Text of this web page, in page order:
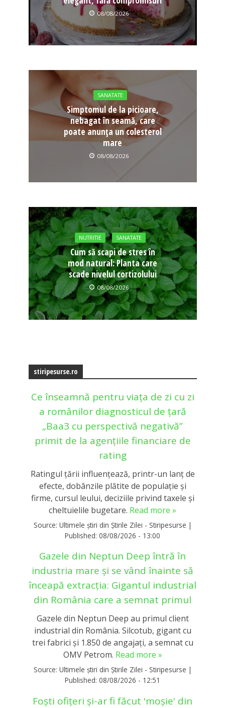
08/08/2026
SANATATE
Simptomul de la picioare,
nebagat în seamă, care
poate anunța un colesterol
mare
08/08/2026
NUTRITIE SANATATE
Cum să scapi de stres în
mod natural: Planta care
scade nivelul cortizolului
08/08/2026
stiripesurse.ro
Ce înseamnă pentru viața de zi cu zi
a românilor diagnosticul de țară
„Baa3 cu perspectivă negativă”
primit de la agențiile financiare de
rating
Ratingul țării influențează, printr-un lanț de
efecte, dobânzile plătite de populație și
firme, cursul leului, deciziile privind taxele și
cheltuielile bugetare. Read more »
Source: Ultimele știri din Știrile Zilei - Stiripesurse |
Published: 08/08/2026 - 13:00
Gazele din Neptun Deep întră în
industria mare și se vând înainte să
înceapă extracția: Gigantul industrial
din România care a semnat primul
Gazele din Neptun Deep au primul client
industrial din România. Silcotub, gigant cu
trei fabrici și 1.850 de angajați, a semnat cu
OMV Petrom. Read more »
Source: Ultimele știri din Știrile Zilei - Stiripesurse |
Published: 08/08/2026 - 12:51
Foști ofițeri și-ar fi făcut 'moșie' din